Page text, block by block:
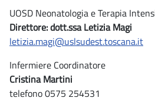
UOSD Neonatologia e Terapia
Direttore: dott.ssa Letizia Magi
letizia.magi@uslsudest.toscana.it
Infermiere Coordinatore
Cristina Martini
telefono 0575 254531